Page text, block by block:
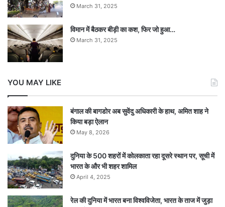
March 31, 2025
विमान में बैठकर बीड़ी का कश, फिर जो हुआ…
March 31, 2025
YOU MAY LIKE
बंगाल की बागडोर अब सुवेंदु अधिकारी के हाथ, अमित शाह ने
किया बड़ा ऐलान
May 8, 2026
दुनिया के 500 शहरों में कोलकाता रहा दूसरे स्थान पर, सूची में
भारत के और भी शहर शामिल
April 4, 2025
रेल की दुनिया में भारत बना विश्वविजेता, भारत के ताज में जुड़ा